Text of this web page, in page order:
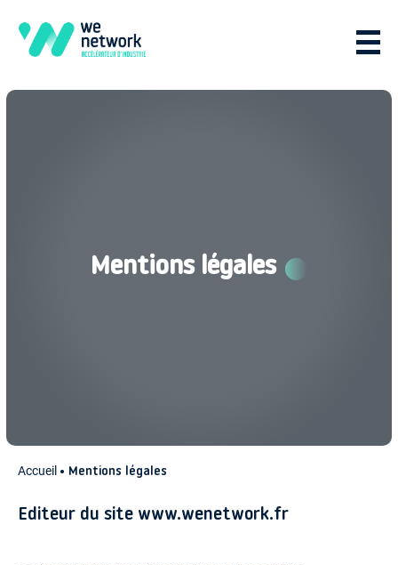
Mentions légales
Accueil Mentions légales
Editeur du site www.wenetwork.fr